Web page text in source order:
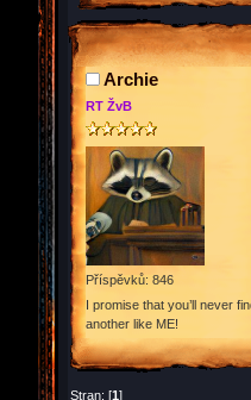
Archie
RT ŽvB
Příspěvků: 846
I promise that you’ll never
another like ME!
Stran: [1]